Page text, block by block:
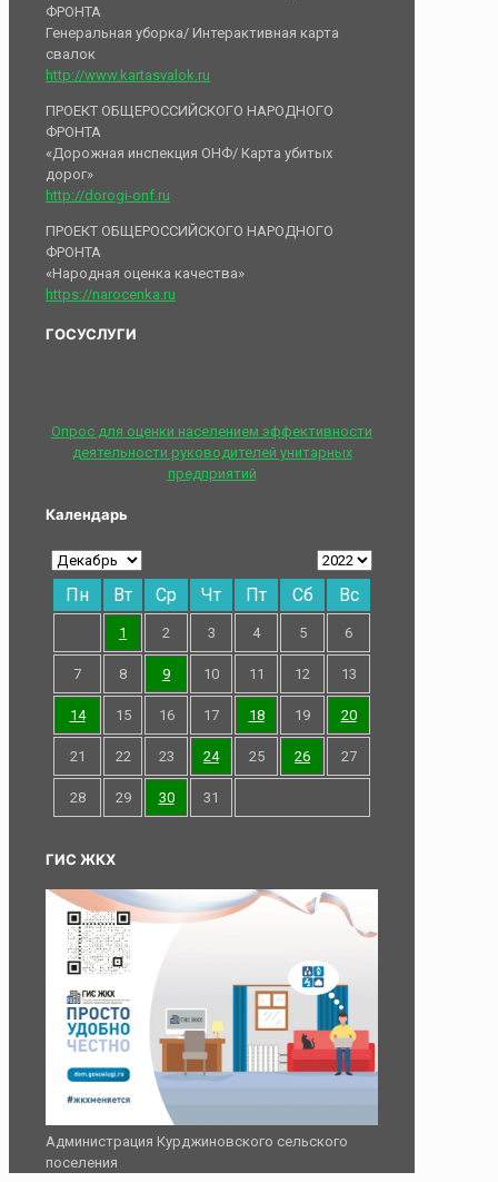
ФРОНТА
Генеральная уборка/ Интерактивная карта
свалок
http://www.kartasvalok.ru
ПРОЕКТ ОБЩЕРОССИЙСКОГО НАРОДНОГО
ФРОНТА
«Дорожная инспекция ОНФ/ Карта убитых
дорог»
http://dorogi-onf.ru
ПРОЕКТ ОБЩЕРОССИЙСКОГО НАРОДНОГО
ФРОНТА
«Народная оценка качества»
https://narocenka.ru
ГОСУСЛУГИ
Опрос для оценки населением эффективности
деятельности руководителей унитарных
предприятий
Календарь
Пн Вт Ср Чт Пт Сб Вс
1 2 3 4 5 6
7 8 9 10 11 12 13
14 15 16 17 18 19 20
21 22 23 24 25 26 27
28 29 30 31
ГИС ЖКХ
Администрация Курджиновского сельского
поселения